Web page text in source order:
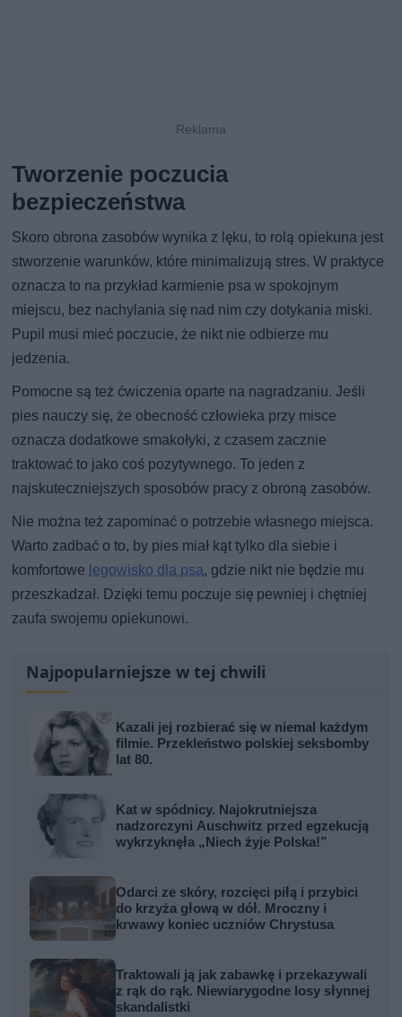
Tworzenie poczucia
bezpieczeństwa
Skoro obrona zasobów wynika z lęku, to rolą opiekuna jest
stworzenie warunków, które minimalizują stres. W praktyce
oznacza to na przykład karmienie psa w spokojnym
miejscu, bez nachylania się nad nim czy dotykania miski.
Pupil musi mieć poczucie, że nikt nie odbierze mu
jedzenia.
Pomocne są też ćwiczenia oparte na nagradzaniu. Jeśli
pies nauczy się, że obecność człowieka przy misce
oznacza dodatkowe smakołyki, z czasem zacznie
traktować to jako coś pozytywnego. To jeden z
najskuteczniejszych sposobów pracy z obroną zasobów.
Nie można też zapominać o potrzebie własnego miejsca.
Warto zadbać o to, by pies miał kąt tylko dla siebie i
komfortowe legowisko dla psa, gdzie nikt nie będzie mu
przeszkadzał. Dzięki temu poczuje się pewniej i chętniej
zaufa swojemu opiekunowi.
Najpopularniejsze w tej chwili
Kazali jej rozbierać się w niemal każdym
filmie. Przekleństwo polskiej seksbomby
lat 80.
Kat w spódnicy. Najokrutniejsza
nadzorczyni Auschwitz przed egzekucją
wykrzyknęła „Niech żyje Polska!”
Odarci ze skóry, rozcięci piłą i przybici
do krzyża głową w dół. Mroczny i
krwawy koniec uczniów Chrystusa
Traktowali ją jak zabawkę i przekazywali
z rąk do rąk. Niewiarygodne losy słynnej
skandalistki